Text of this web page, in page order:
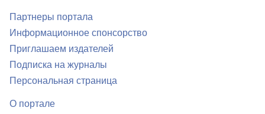
Партнеры портала
Информационное спонсорство
Приглашаем издателей
Подписка на журналы
Персональная страница
О портале